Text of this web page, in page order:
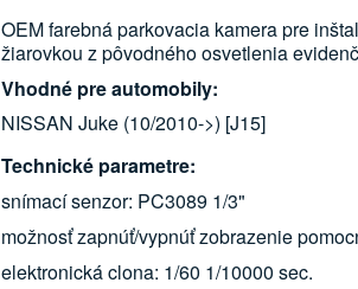
OEM farebná parkovacia kamera pre
žiarovkou z pôvodného osvetlenia
Vhodné pre automobily:
NISSAN Juke (10/2010->) [J15]
Technické parametre:
snímací senzor: PC3089 1/3"
možnosť zapnúť/vypnúť zobrazenie
elektronická clona: 1/60 1/10000 sec.